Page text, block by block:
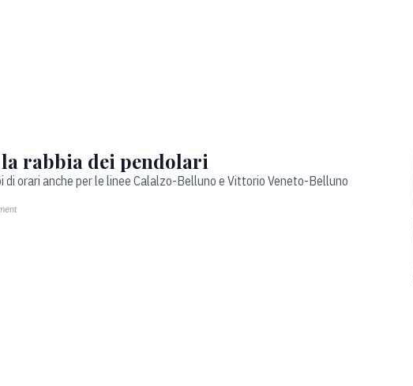
rabbia dei pendolari
orari anche per le linee Calalzo-Belluno e Vittorio Veneto-Belluno